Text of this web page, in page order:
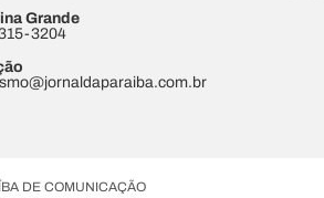
Grande
3204
DE COMUNICAÇÃO